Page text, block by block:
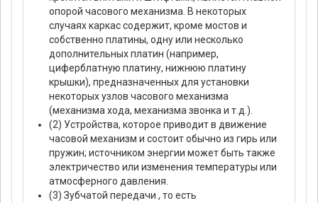
опорой часового механизма. В некоторых
случаях каркас содержит, кроме мостов и
собственно платины, одну или несколько
дополнительных платин (например,
циферблатную платину, нижнюю платину
крышки), предназначенных для установки
некоторых узлов часового механизма
(механизма хода, механизма звонка и т.д.).
(2) Устройства, которое приводит в движение
часовой механизм и состоит обычно из гирь или
пружин; источником энергии может быть также
электричество или изменения температуры или
атмосферного давления.
(3) Зубчатой передачи , то есть